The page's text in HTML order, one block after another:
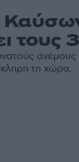
τους
ανέμους
τη χώρα.